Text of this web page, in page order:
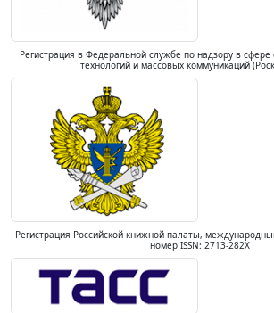
Регистрация в Федеральной службе по надзору в
технологий и массовых коммуникаций
Регистрация Российской книжной палаты,
номер ISSN: 2713-282X